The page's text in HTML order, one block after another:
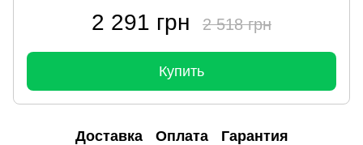
2 291 грн 2 518 грн
Купить
Доставка Оплата Гарантия